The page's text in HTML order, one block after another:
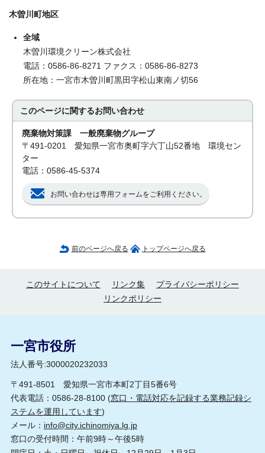
木曽川町地区
全域
木曽川環境クリーン株式会社
電話：0586-86-8271 ファクス：0586-86-8273
所在地：一宮市木曽川町黒田字松山東南ノ切56
このページに関するお問い合わせ
廃棄物対策課 一般廃棄物グループ
〒491-0201 愛知県一宮市奥町字六丁山52番地 環境セン
ター
電話：0586-45-5374
お問い合わせは専用フォームをご利用ください。
前のページへ戻る トップページへ戻る
このサイトについて リンク集
プライバシーポリシー
リンクポリシー
一宮市役所
法人番号:3000020232033
〒491-8501 愛知県一宮市本町2丁目5番6号
代表電話：0586-28-8100 (窓口・電話対応を記録する業務記録シ
ステムを運用しています)
メール： info@city.ichinomiya.lg.jp
窓口の受付時間：午前9時～午後5時